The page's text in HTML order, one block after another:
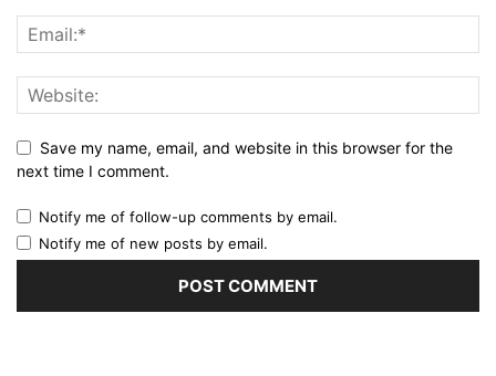
Save my name, email, and website in this browser for the
next time I comment.
Notify me of follow-up comments by email.
Notify me of new posts by email.